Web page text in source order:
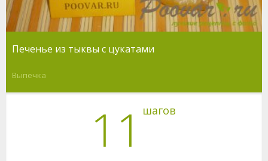
Печенье из тыквы с цукатами
Выпечка
11 шагов